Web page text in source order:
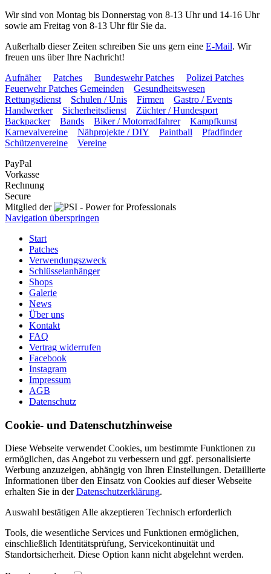
Wir sind von Montag bis Donnerstag von 8-13 Uhr und 14-16 Uhr
sowie am Freitag von 8-13 Uhr für Sie da.
Außerhalb dieser Zeiten schreiben Sie uns gern eine E-Mail. Wir
freuen uns über Ihre Nachricht!
Aufnäher
Patches Bundeswehr Patches
Polizei Patches
Feuerwehr Patches Gemeinden
Gesundheitswesen
Rettungsdienst
Schulen / Unis Firmen
Gastro / Events
Handwerker
Sicherheitsdienst
Züchter / Hundesport
Backpacker
Bands Biker / Motorradfahrer
Kampfkunst
Karnevalvereine
Nähprojekte / DIY Paintball
Pfadfinder
Schützenvereine
Vereine
PayPal
Vorkasse
Rechnung
Secure
Mitglied der
Navigation überspringen
Start
Patches
Verwendungszweck
Schlüsselanhänger
Shops
Galerie
News
Über uns
Kontakt
FAQ
Vertrag widerrufen
Facebook
Instagram
Impressum
AGB
Datenschutz
Cookie- und Datenschutzhinweise
Diese Webseite verwendet Cookies, um bestimmte Funktionen zu
ermöglichen, das Angebot zu verbessern und ggf. personalisierte
Werbung anzuzeigen, abhängig von Ihren Einstellungen. Detaillierte
Informationen über den Einsatz von Cookies auf dieser Webseite
erhalten Sie in derDatenschutzerklärung.
Auswahl bestätigen Alle akzeptieren Technisch erforderlich
Tools, die wesentliche Services und Funktionen ermöglichen,
einschließlich Identitätsprüfung, Servicekontinuität und
Standortsicherheit. Diese Option kann nicht abgelehnt werden.